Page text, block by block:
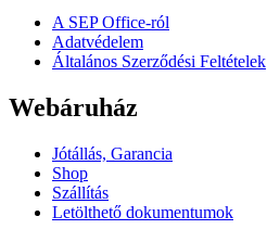
A SEP Office-ról
Adatvédelem
Általános Szerződési Feltételek
Webáruház
Jótállás, Garancia
Shop
Szállítás
Letölthető dokumentumok